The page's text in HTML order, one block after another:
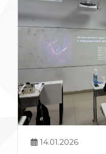
14.01.2026